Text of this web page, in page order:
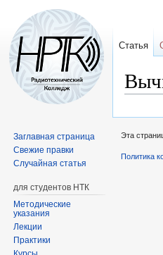
Статья
Заглавная страница
Свежие правки
Случайная статья
для студентов НТК
Методические
указания
Лекции
Практики
Эта
Политика